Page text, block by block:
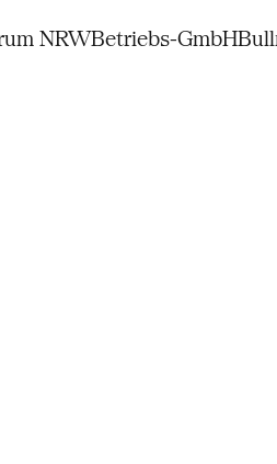
NRWBetriebs-GmbH